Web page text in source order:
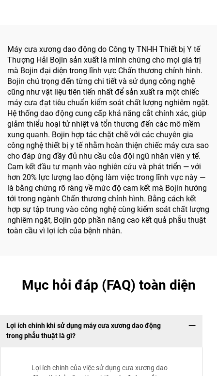
Máy cưa xương dao động do Công ty TNHH Thiết bị Y tế
Thượng Hải Bojin sản xuất là minh chứng cho mọi giá trị
mà Bojin đại diện trong lĩnh vực Chấn thương chỉnh hình.
Bojin chú trọng đến từng chi tiết và sử dụng công nghệ
cũng như vật liệu tiên tiến nhất để sản xuất ra một chiếc
máy cưa đạt tiêu chuẩn kiểm soát chất lượng nghiêm ngặt.
Hệ thống dao động cung cấp khả năng cắt chính xác, giúp
giảm thiểu hoại tử nhiệt và tổn thương đến các mô mềm
xung quanh. Bojin hợp tác chặt chẽ với các chuyên gia
công nghệ thiết bị y tế nhằm hoàn thiện chiếc máy cưa sao
cho đáp ứng đầy đủ nhu cầu của đội ngũ nhân viên y tế.
Cam kết đầu tư mạnh vào nghiên cứu và phát triển — với
hơn 20% lực lượng lao động làm việc trong lĩnh vực này —
là bằng chứng rõ ràng về mức độ cam kết mà Bojin hướng
tới trong ngành Chấn thương chỉnh hình. Bằng cách kết
hợp sự tập trung vào công nghệ cùng kiểm soát chất lượng
nghiêm ngặt, Bojin góp phần nâng cao kết quả phẫu thuật
toàn cầu vì lợi ích của bệnh nhân.
Mục hỏi đáp (FAQ) toàn diện
Lợi ích chính khi sử dụng máy cưa xương dao động
trong phẫu thuật là gì?
Lợi ích chính của việc sử dụng cưa xương dao